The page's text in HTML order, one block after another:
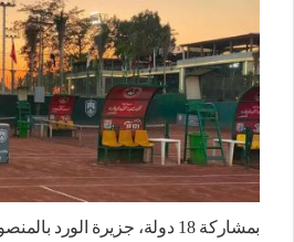
بمشاركة 18 دولة، جزيرة الورد